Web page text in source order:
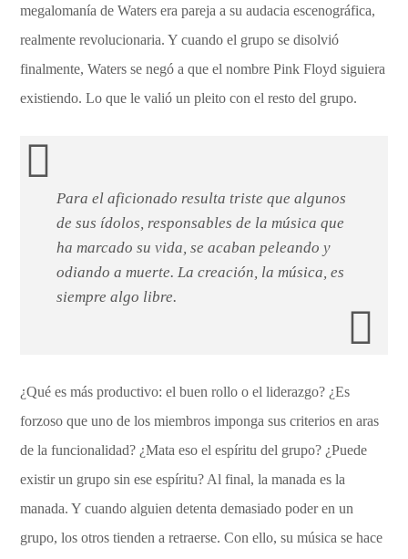
megalomanía de Waters era pareja a su audacia escenográfica,
realmente revolucionaria. Y cuando el grupo se disolvió
finalmente, Waters se negó a que el nombre Pink Floyd siguiera
existiendo. Lo que le valió un pleito con el resto del grupo.
Para el aficionado resulta triste que algunos
de sus ídolos, responsables de la música que
ha marcado su vida, se acaban peleando y
odiando a muerte. La creación, la música, es
siempre algo libre.
¿Qué es más productivo: el buen rollo o el liderazgo? ¿Es
forzoso que uno de los miembros imponga sus criterios en aras
de la funcionalidad? ¿Mata eso el espíritu del grupo? ¿Puede
existir un grupo sin ese espíritu? Al final, la manada es la
manada. Y cuando alguien detenta demasiado poder en un
grupo, los otros tienden a retraerse. Con ello, su música se hace